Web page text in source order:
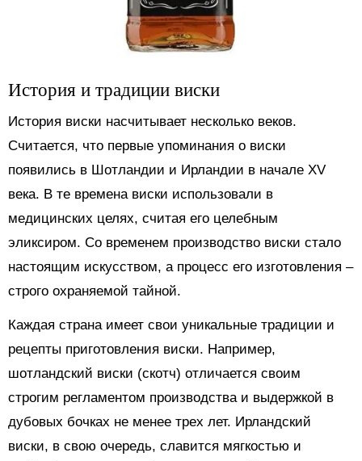
История и традиции виски
История виски насчитывает несколько веков.
Считается, что первые упоминания о виски
появились в Шотландии и Ирландии в начале XV
века. В те времена виски использовали в
медицинских целях, считая его целебным
эликсиром. Со временем производство виски стало
настоящим искусством, а процесс его изготовления –
строго охраняемой тайной.
Каждая страна имеет свои уникальные традиции и
рецепты приготовления виски. Например,
шотландский виски (скотч) отличается своим
строгим регламентом производства и выдержкой в
дубовых бочках не менее трех лет. Ирландский
виски, в свою очередь, славится мягкостью и